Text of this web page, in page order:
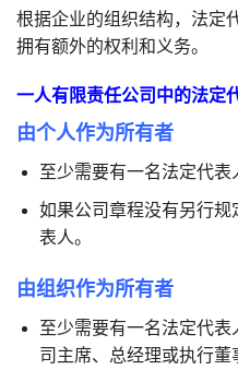
根据企业的组织结构，法定
拥有额外的权利和义务。
一人有限责任公司中的法定
由个人作为所有者
至少需要有一名法定代表
如果公司章程没有另行
表人。
由组织作为所有者
至少需要有一名法定代
司主席、总经理或执行董